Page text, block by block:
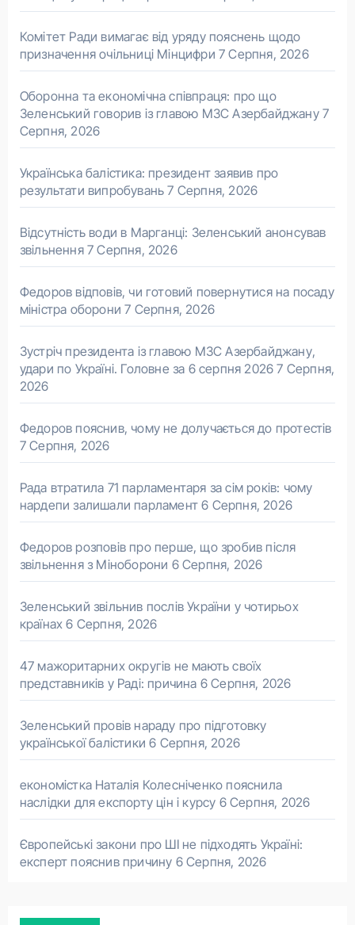
Комітет Ради вимагає від уряду пояснень щодо
призначення очільниці Мінцифри 7 Серпня, 2026
Оборонна та економічна співпраця: про що
Зеленський говорив із главою МЗС Азербайджану 7
Серпня, 2026
Українська балістика: президент заявив про
результати випробувань 7 Серпня, 2026
Відсутність води в Марганці: Зеленський анонсував
звільнення 7 Серпня, 2026
Федоров відповів, чи готовий повернутися на посаду
міністра оборони 7 Серпня, 2026
Зустріч президента із главою МЗС Азербайджану,
удари по Україні. Головне за 6 серпня 2026 7 Серпня,
2026
Федоров пояснив, чому не долучається до протестів
7 Серпня, 2026
Рада втратила 71 парламентаря за сім років: чому
нардепи залишали парламент 6 Серпня, 2026
Федоров розповів про перше, що зробив після
звільнення з Міноборони 6 Серпня, 2026
Зеленський звільнив послів України у чотирьох
країнах 6 Серпня, 2026
47 мажоритарних округів не мають своїх
представників у Раді: причина 6 Серпня, 2026
Зеленський провів нараду про підготовку
української балістики 6 Серпня, 2026
економістка Наталія Колесніченко пояснила
наслідки для експорту цін і курсу 6 Серпня, 2026
Європейські закони про ШІ не підходять Україні:
експерт пояснив причину 6 Серпня, 2026